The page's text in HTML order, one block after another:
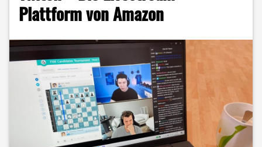
nur
Plattform von Amazon